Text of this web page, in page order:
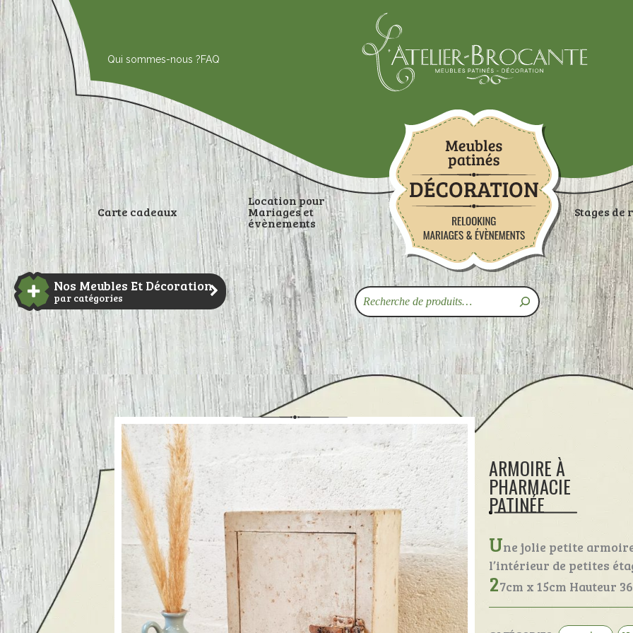
Aller
contenu
Qui sommes-nous ?FAQ
Carte cadeaux
Location pour
Mariages et
évènements
Stages de
Nos Meubles Et Décoration
par catégories DÉCORATION RANGEMENTS TABLES ASSISES
Recherche
Une jolie petite
l’intérieur de petites
27cm x 15cm Hauteur
ARMOIRE À
PHARMACIE
PATINÉE